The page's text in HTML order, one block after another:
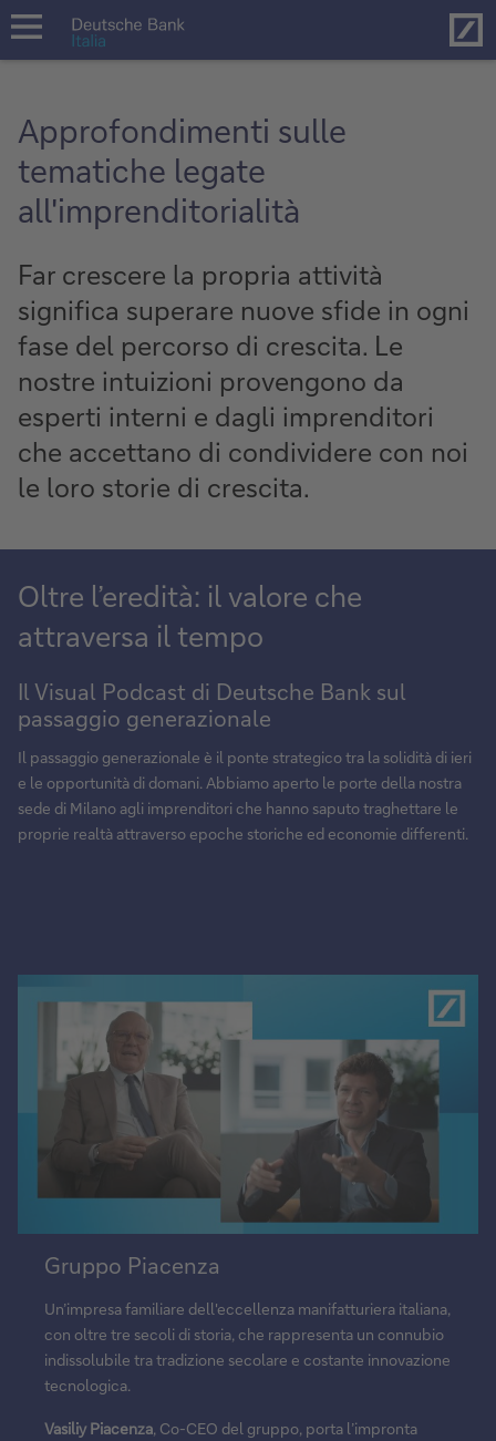
open
Approfondimenti sulle
tematiche legate
all'imprenditorialità
Far crescere la propria attività
significa superare nuove sfide in ogni
fase del percorso di crescita. Le
nostre intuizioni provengono da
esperti interni e dagli imprenditori
che accettano di condividere con noi
le loro storie di crescita.
Oltre l’eredità: il valore che
attraversa il tempo
Il Visual Podcast di Deutsche Bank sul
passaggio generazionale
Il passaggio generazionale è il ponte strategico tra la solidità di ieri
e le opportunità di domani. Abbiamo aperto le porte della nostra
sede di Milano agli imprenditori che hanno saputo traghettare le
proprie realtà attraverso epoche storiche ed economie differenti.
Riproduci
video
Gruppo Piacenza
Un’impresa familiare dell'eccellenza manifatturiera italiana,
con oltre tre secoli di storia, che rappresenta un connubio
indissolubile tra tradizione secolare e costante innovazione
tecnologica.
Vasiliy Piacenza, Co-CEO del gruppo, porta l’impronta